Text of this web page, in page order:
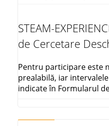
STEAM-
de Cercetare
Pentru participare este
prealabilă, iar
indicate în Formularul